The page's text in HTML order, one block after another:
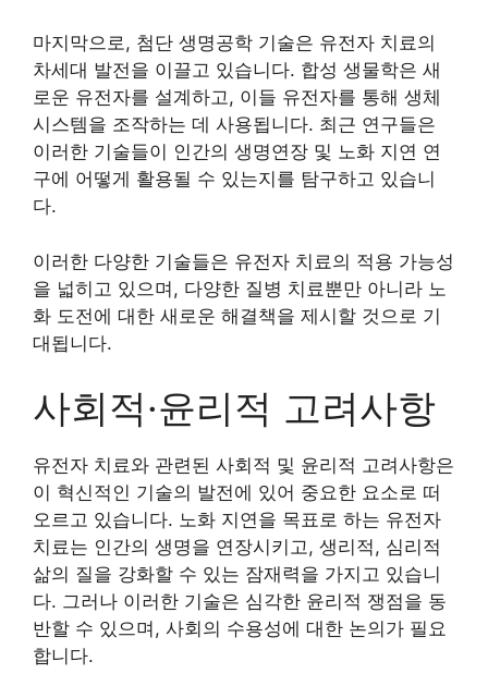
마지막으로, 첨단 생명공학 기술은 유전자 치료의
차세대 발전을 이끌고 있습니다. 합성 생물학은 새
로운 유전자를 설계하고, 이들 유전자를 통해 생체
시스템을 조작하는 데 사용됩니다. 최근 연구들은
이러한 기술들이 인간의 생명연장 및 노화 지연 연
구에 어떻게 활용될 수 있는지를 탐구하고 있습니
다.
이러한 다양한 기술들은 유전자 치료의 적용 가능성
을 넓히고 있으며, 다양한 질병 치료뿐만 아니라 노
화 도전에 대한 새로운 해결책을 제시할 것으로 기
대됩니다.
사회적·윤리적 고려사항
유전자 치료와 관련된 사회적 및 윤리적 고려사항은
이 혁신적인 기술의 발전에 있어 중요한 요소로 떠
오르고 있습니다. 노화 지연을 목표로 하는 유전자
치료는 인간의 생명을 연장시키고, 생리적, 심리적
삶의 질을 강화할 수 있는 잠재력을 가지고 있습니
다. 그러나 이러한 기술은 심각한 윤리적 쟁점을 동
반할 수 있으며, 사회의 수용성에 대한 논의가 필요
합니다.